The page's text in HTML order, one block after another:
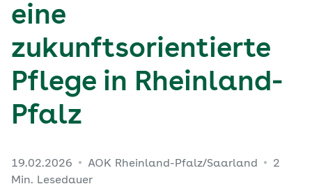
eine
zukunftsorientierte
Pflege in Rheinland-
Pfalz
19.02.2026 AOK Rheinland-Pfalz/Saarland
2
Min. Lesedauer